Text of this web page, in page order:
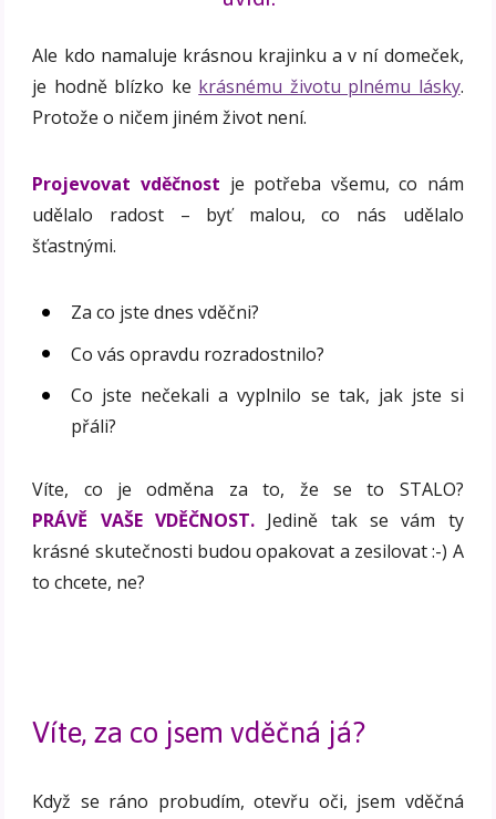
Ale kdo namaluje krásnou krajinku a v ní domeček,
je hodně blízko ke krásnému životu plnému lásky.
Protože o ničem jiném život není.
Projevovat vděčnost je potřeba všemu, co nám
udělalo radost – byť malou, co nás udělalo
šťastnými.
Za co jste dnes vděčni?
Co vás opravdu rozradostnilo?
Co jste nečekali a vyplnilo se tak, jak jste si
přáli?
Víte, co je odměna za to, že se to STALO?
PRÁVĚ VAŠE VDĚČNOST. Jedině tak se vám ty
krásné skutečnosti budou opakovat a zesilovat :-) A
to chcete, ne?
Víte, za co jsem vděčná já?
Když se ráno probudím, otevřu oči, jsem vděčná